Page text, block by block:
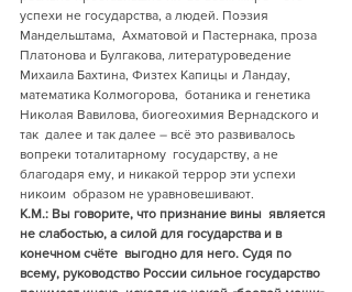
успехи не государства, а людей. Поэзия
Мандельштама,  Ахматовой и Пастернака, проза
Платонова и Булгакова, литературоведение
Михаила Бахтина, Физтех Капицы и Ландау,
математика Колмогорова,  ботаника и генетика
Николая Вавилова, биогеохимия Вернадского и
так  далее и так далее – всё это развивалось
вопреки тоталитарному  государству, а не
благодаря ему, и никакой террор эти успехи
никоим  образом не уравновешивают.
К.М.: Вы говорите, что признание вины  является
не слабостью, а силой для государства и в
конечном счёте  выгодно для него. Судя по
всему, руководство России сильное государство